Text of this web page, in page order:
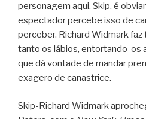
personagem aqui, Skip, é
espectador percebe isso de
perceber. Richard Widmark
tanto os lábios, entortando-os
que dá vontade de mandar
exagero de canastrice.
Skip-Richard Widmark